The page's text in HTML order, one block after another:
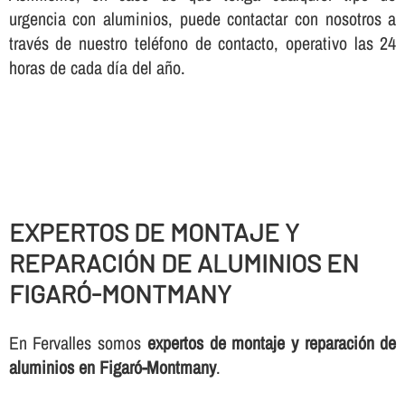
urgencia con aluminios, puede contactar con nosotros a
través de nuestro teléfono de contacto, operativo las 24
horas de cada dí­a del año.
EXPERTOS DE MONTAJE Y
REPARACIÓN DE ALUMINIOS EN
FIGARÓ-MONTMANY
En Fervalles somos expertos de montaje y reparación de
aluminios en Figaró-Montmany.